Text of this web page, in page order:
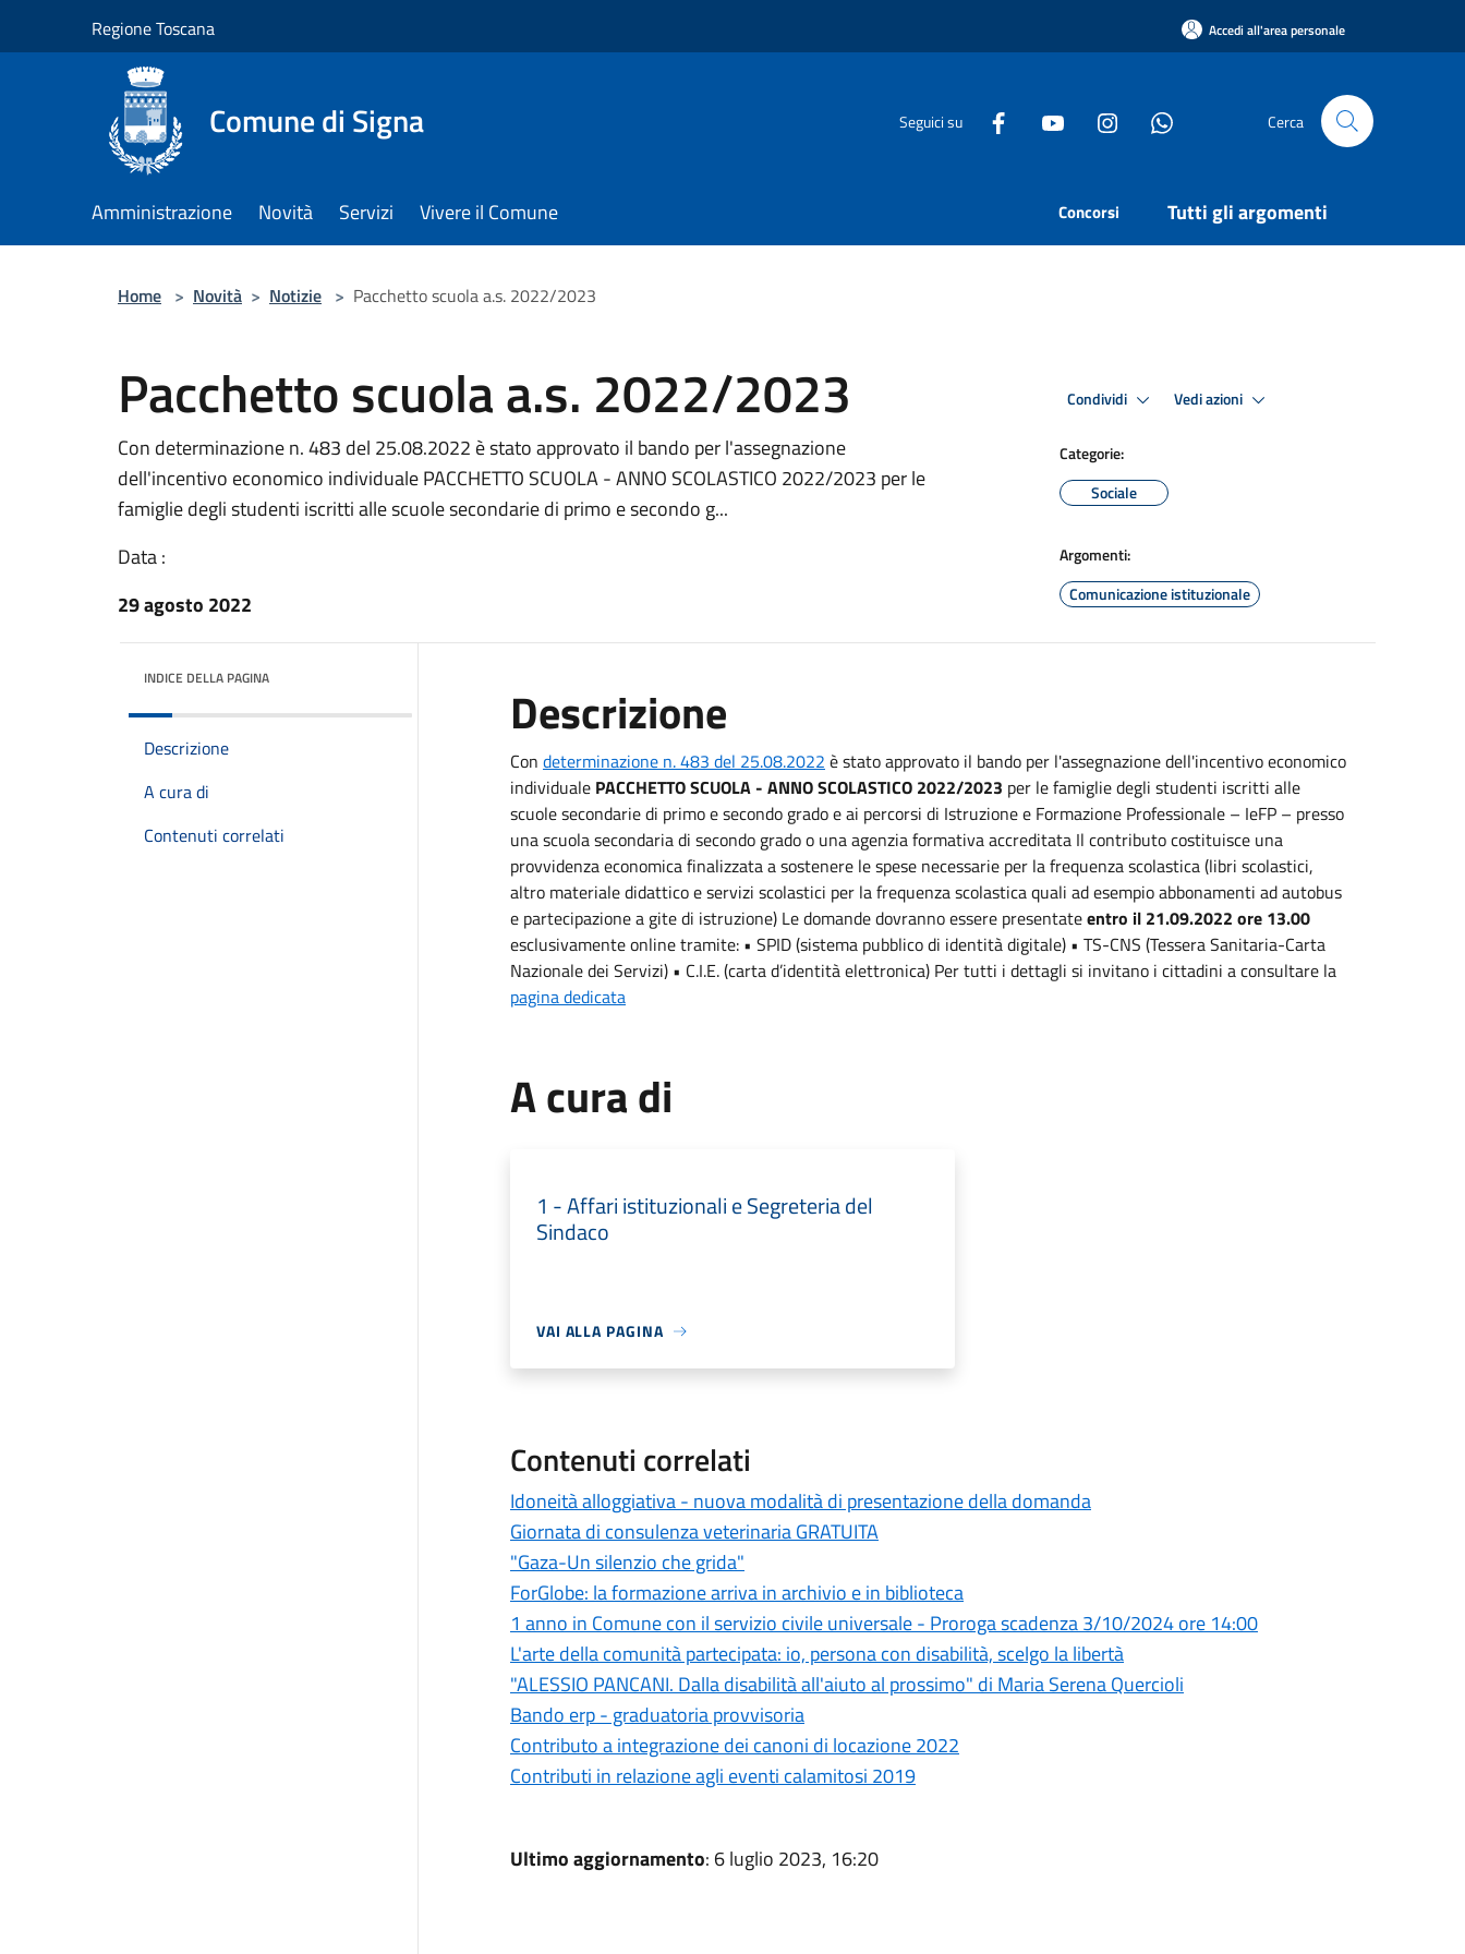
Regione Toscana Accedi all'area personale
Comune di Signa Seguici su Cerca
Amministrazione Novità Servizi Vivere il Comune Concorsi Tutti gli argomenti
Home > Novità > Notizie > Pacchetto scuola a.s. 2022/2023
Pacchetto scuola a.s. 2022/2023
Con determinazione n. 483 del 25.08.2022 è stato approvato il bando per l'assegnazione
dell'incentivo economico individuale PACCHETTO SCUOLA - ANNO SCOLASTICO 2022/2023 per le
famiglie degli studenti iscritti alle scuole secondarie di primo e secondo g...
Data :
29 agosto 2022
Condividi Vedi azioni
Categorie:
Sociale
Argomenti:
Comunicazione istituzionale
INDICE DELLA PAGINA
Descrizione
A cura di
Contenuti correlati
Descrizione
Con determinazione n. 483 del 25.08.2022 è stato approvato il bando per l'assegnazione dell'incentivo economico
individuale PACCHETTO SCUOLA - ANNO SCOLASTICO 2022/2023 per le famiglie degli studenti iscritti alle
scuole secondarie di primo e secondo grado e ai percorsi di Istruzione e Formazione Professionale – IeFP – presso
una scuola secondaria di secondo grado o una agenzia formativa accreditata Il contributo costituisce una
provvidenza economica finalizzata a sostenere le spese necessarie per la frequenza scolastica (libri scolastici,
altro materiale didattico e servizi scolastici per la frequenza scolastica quali ad esempio abbonamenti ad autobus
e partecipazione a gite di istruzione) Le domande dovranno essere presentateentro il 21.09.2022 ore 13.00
esclusivamente online tramite: • SPID (sistema pubblico di identità digitale) • TS-CNS (Tessera Sanitaria-Carta
Nazionale dei Servizi) • C.I.E. (carta d’identità elettronica) Per tutti i dettagli si invitano i cittadini a consultare la
pagina dedicata
A cura di
1 - Affari istituzionali e Segreteria del
Sindaco
VAI ALLA PAGINA
Contenuti correlati
Idoneità alloggiativa - nuova modalità di presentazione della domanda
Giornata di consulenza veterinaria GRATUITA
"Gaza-Un silenzio che grida"
ForGlobe: la formazione arriva in archivio e in biblioteca
1 anno in Comune con il servizio civile universale - Proroga scadenza 3/10/2024 ore 14:00
L'arte della comunità partecipata: io, persona con disabilità, scelgo la libertà
"ALESSIO PANCANI. Dalla disabilità all'aiuto al prossimo" di Maria Serena Quercioli
Bando erp - graduatoria provvisoria
Contributo a integrazione dei canoni di locazione 2022
Contributi in relazione agli eventi calamitosi 2019
Ultimo aggiornamento: 6 luglio 2023, 16:20